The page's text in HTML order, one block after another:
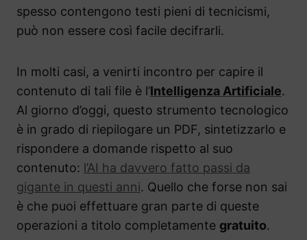
spesso contengono testi pieni di tecnicismi,
può non essere così facile decifrarli.
In molti casi, a venirti incontro per capire il
contenuto di tali file è l’Intelligenza Artificiale.
Al giorno d’oggi, questo strumento tecnologico
è in grado di riepilogare un PDF, sintetizzarlo e
rispondere a domande rispetto al suo
contenuto: l’AI ha davvero fatto passi da
gigante in questi anni. Quello che forse non sai
è che puoi effettuare gran parte di queste
operazioni a titolo completamente gratuito.